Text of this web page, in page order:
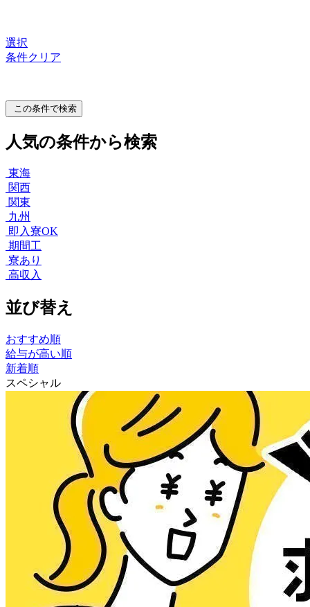
選択
条件クリア
この条件で検索
人気の条件から検索
東海
関西
関東
九州
即入寮OK
期間工
寮あり
高収入
並び替え
おすすめ順
給与が高い順
新着順
スペシャル